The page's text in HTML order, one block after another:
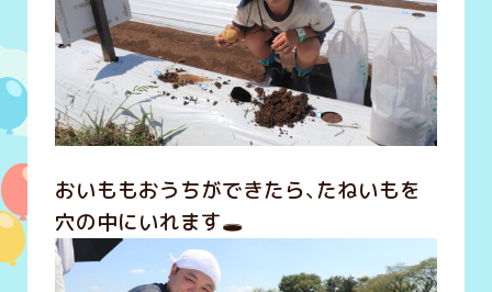
おいももおうちができたら、たねいもを
穴の中にいれます🕳️